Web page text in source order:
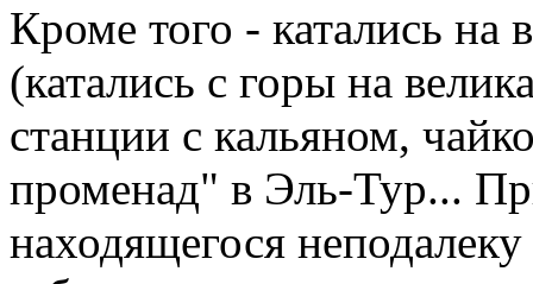
Кроме того - катались на
(катались с горы на
станции с кальяном,
променад" в Эль-Тур...
находящегося